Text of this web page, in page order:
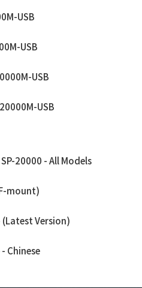
USB
USB
USB
USB
20000 - All Models
mount)
(Latest Version)
Chinese